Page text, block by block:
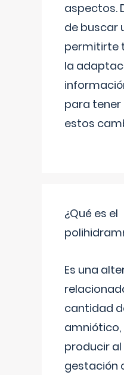
aspectos.
de buscar
permitirte
la
para
estos
¿Qué es el
Es una
cantidad
amniótico,
producir al
gestación